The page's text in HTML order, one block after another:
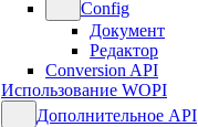
Config
Документ
Редактор
Conversion API
Использование WOPI
Дополнительное API